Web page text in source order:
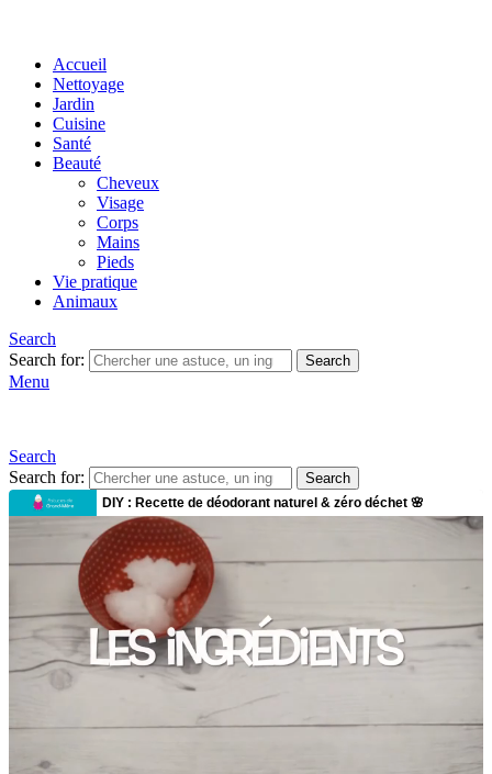
Accueil
Nettoyage
Jardin
Cuisine
Santé
Beauté
Cheveux
Visage
Corps
Mains
Pieds
Vie pratique
Animaux
Search
Search for:
Search
Menu
Search
Search for:
Search